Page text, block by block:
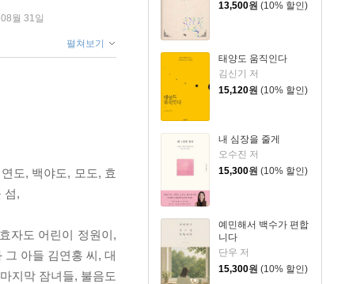
13,500원 (10% 할인)
태양도 움직인다
김신기 저
15,120원 (10% 할인)
내 심장을 줄게
오수진 저
15,300원 (10% 할인)
예민해서 백수가 편합
니다
단우 저
15,300원 (10% 할인)
월 31일
펼쳐보기
도, 백야도, 모도, 효
섬,
자도 어린이 정원이,
아들 김연홍 씨, 대
지막 잠녀들, 불음도